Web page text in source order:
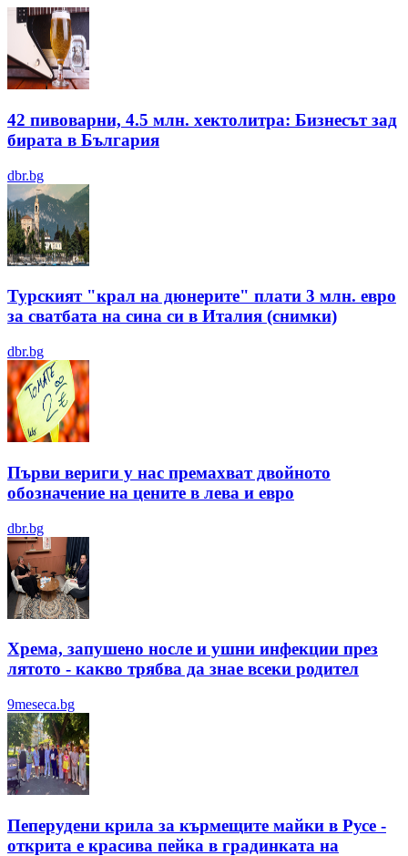
42 пивоварни, 4.5 млн. хектолитра: Бизнесът зад
бирата в България
dbr.bg
Турският "крал на дюнерите" плати 3 млн. евро
за сватбата на сина си в Италия (снимки)
dbr.bg
Първи вериги у нас премахват двойното
обозначение на цените в лева и евро
dbr.bg
Хрема, запушено носле и ушни инфекции през
лятотo - какво трябва да знае всеки родител
9meseca.bg
Пеперудени крила за кърмещите майки в Русе -
открита е красива пейка в градинката на